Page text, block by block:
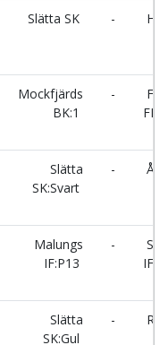
Slätta SK -
Mockfjärds
BK:1
-
Slätta
SK:Svart
-
Malungs
IF:P13
-
Slätta
SK:Gul
-